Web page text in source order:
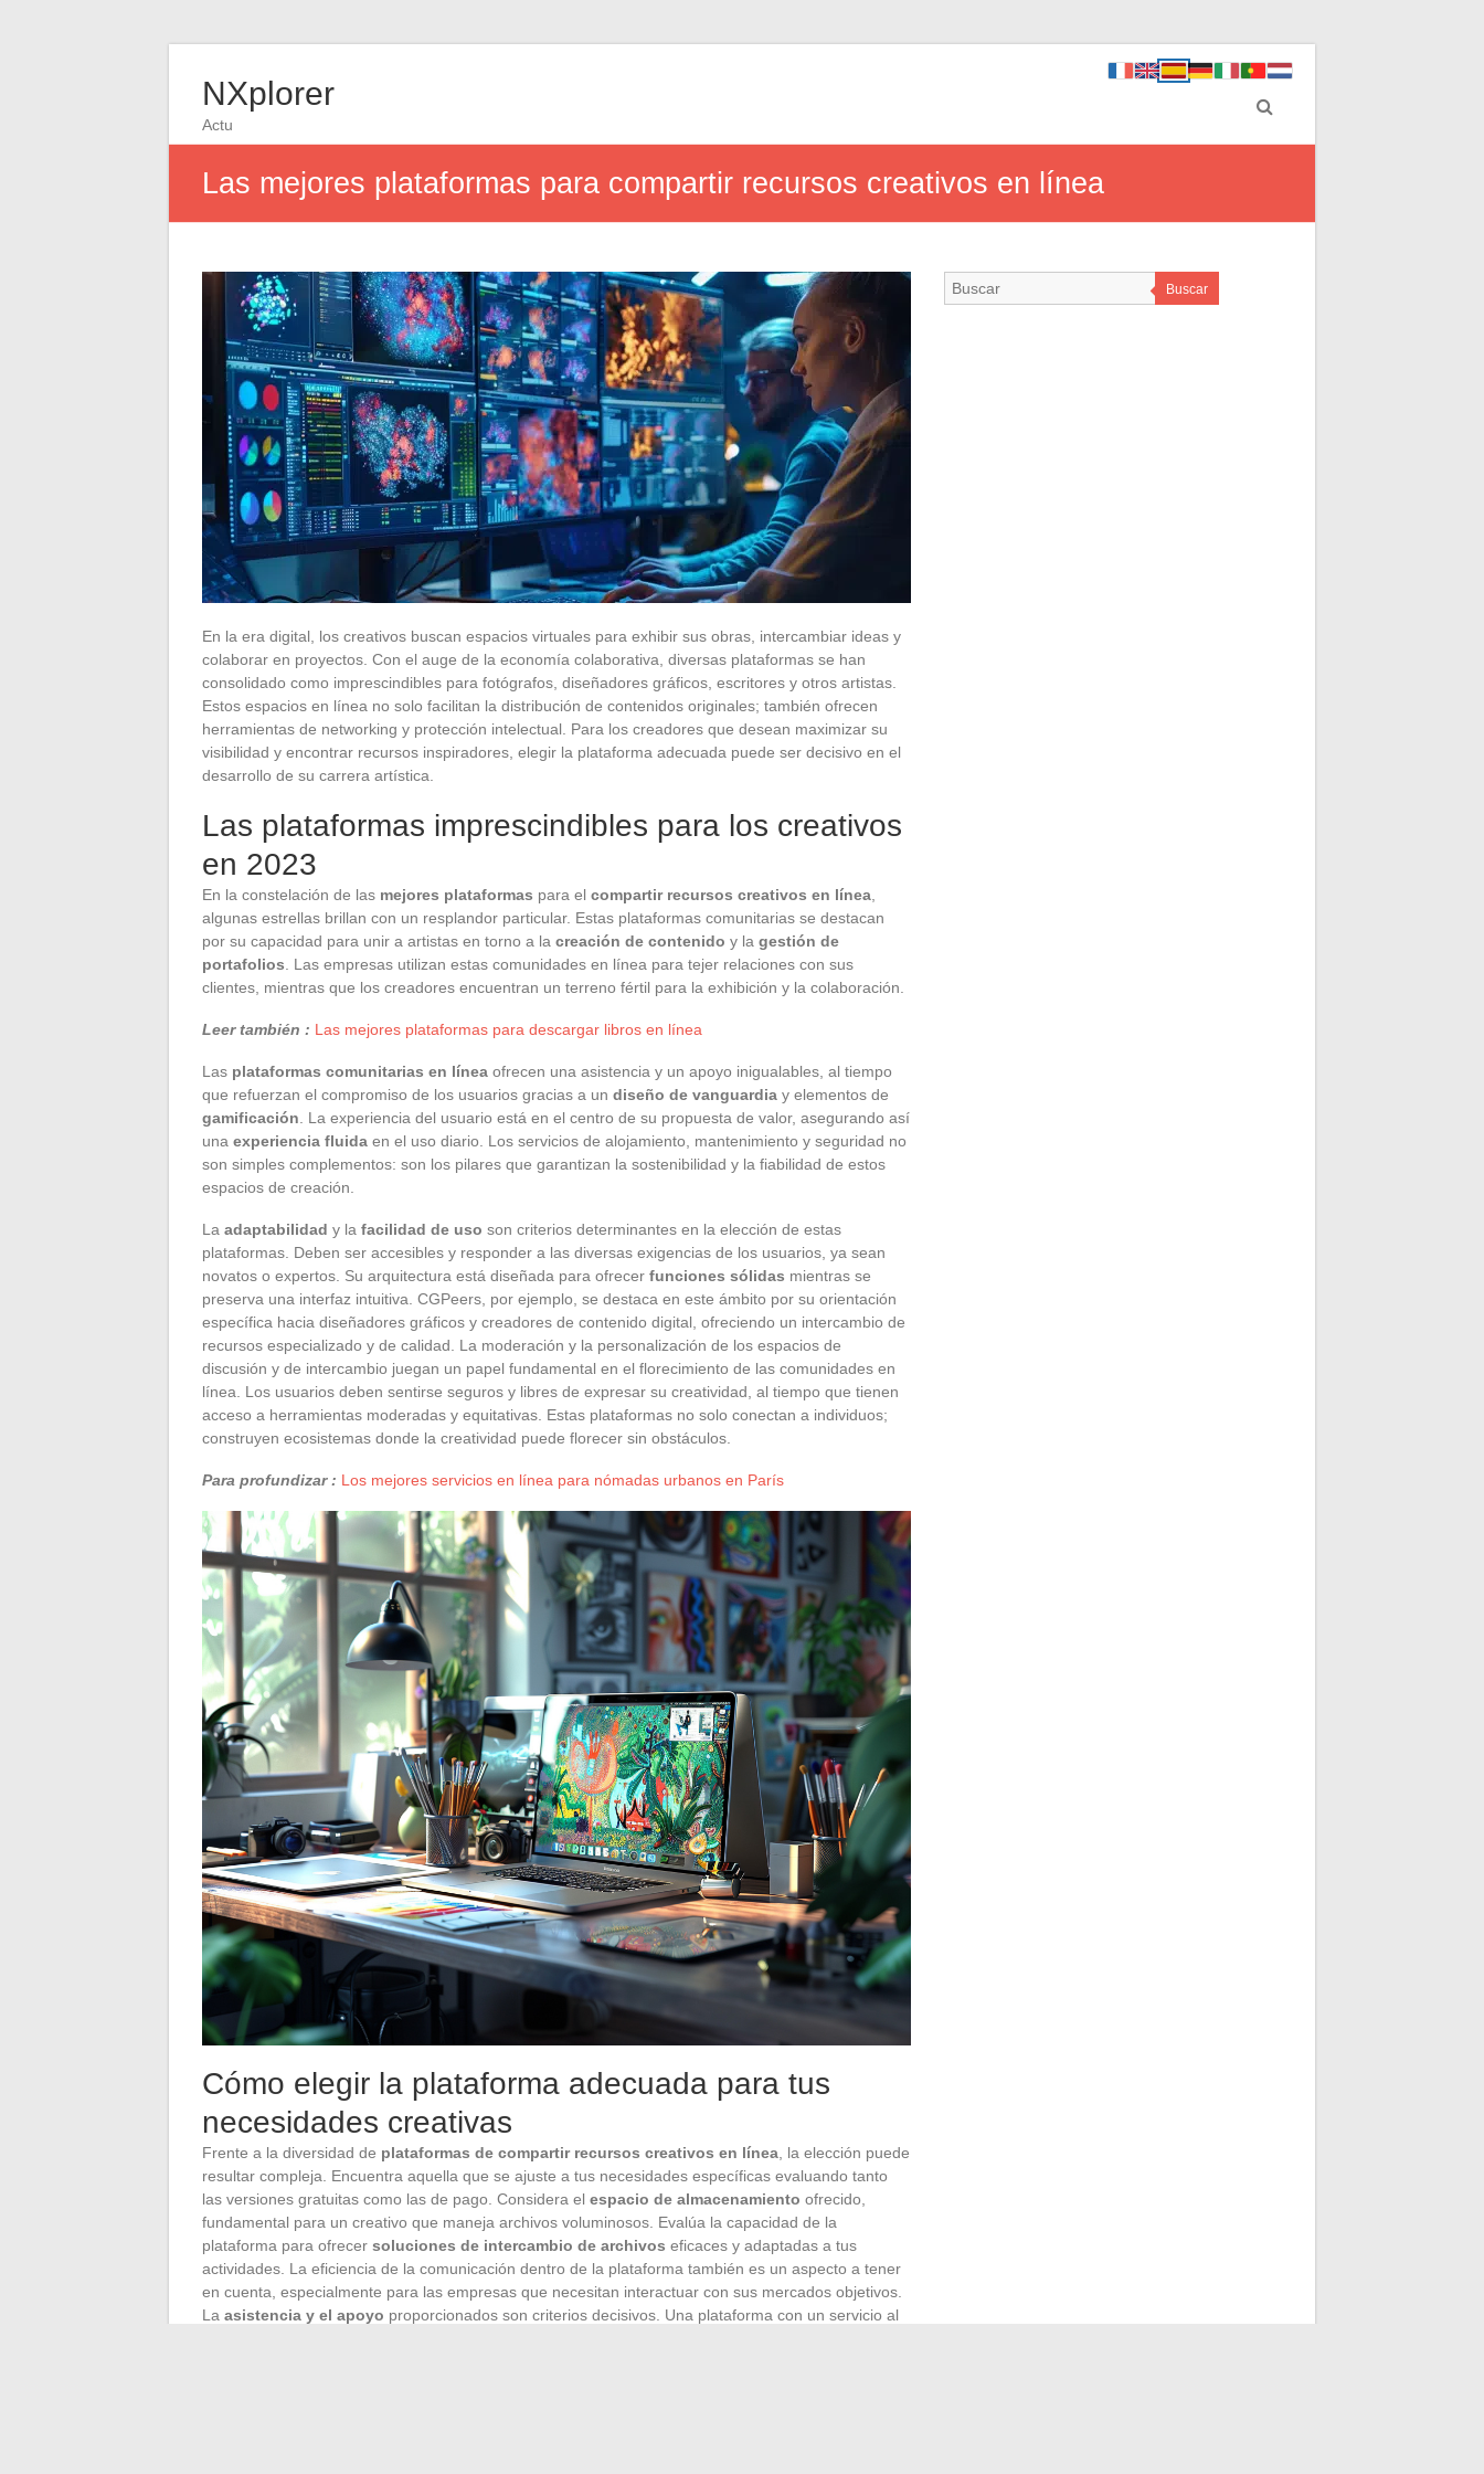
NXplorer
Actu
Las mejores plataformas para compartir recursos creativos en línea
En la era digital, los creativos buscan espacios virtuales para exhibir sus obras, intercambiar ideas y
colaborar en proyectos. Con el auge de la economía colaborativa, diversas plataformas se han
consolidado como imprescindibles para fotógrafos, diseñadores gráficos, escritores y otros artistas.
Estos espacios en línea no solo facilitan la distribución de contenidos originales; también ofrecen
herramientas de networking y protección intelectual. Para los creadores que desean maximizar su
visibilidad y encontrar recursos inspiradores, elegir la plataforma adecuada puede ser decisivo en el
desarrollo de su carrera artística.
Las plataformas imprescindibles para los creativos
en 2023
En la constelación de las mejores plataformas para el compartir recursos creativos en línea
algunas estrellas brillan con un resplandor particular. Estas plataformas comunitarias se destacan
por su capacidad para unir a artistas en torno a la creación de contenido y la gestión de
portafolios . Las empresas utilizan estas comunidades en línea para tejer relaciones con sus
clientes, mientras que los creadores encuentran un terreno fértil para la exhibición y la colaboración.
Leer también : Las mejores plataformas para descargar libros en línea
Las plataformas comunitarias en línea ofrecen una asistencia y un apoyo inigualables, al tiempo
que refuerzan el compromiso de los usuarios gracias a un diseño de vanguardia y elementos de
gamificación . La experiencia del usuario está en el centro de su propuesta de valor, asegurando así
una experiencia fluida en el uso diario. Los servicios de alojamiento, mantenimiento y seguridad no
son simples complementos: son los pilares que garantizan la sostenibilidad y la fiabilidad de estos
espacios de creación.
La adaptabilidad y la facilidad de uso son criterios determinantes en la elección de estas
plataformas. Deben ser accesibles y responder a las diversas exigencias de los usuarios, ya sean
novatos o expertos. Su arquitectura está diseñada para ofrecer funciones sólidas mientras se
preserva una interfaz intuitiva. CGPeers, por ejemplo, se destaca en este ámbito por su orientación
específica hacia diseñadores gráficos y creadores de contenido digital, ofreciendo un intercambio de
recursos especializado y de calidad. La moderación y la personalización de los espacios de
discusión y de intercambio juegan un papel fundamental en el florecimiento de las comunidades en
línea. Los usuarios deben sentirse seguros y libres de expresar su creatividad, al tiempo que tienen
acceso a herramientas moderadas y equitativas. Estas plataformas no solo conectan a individuos;
construyen ecosistemas donde la creatividad puede florecer sin obstáculos.
Para profundizar : Los mejores servicios en línea para nómadas urbanos en París
Cómo elegir la plataforma adecuada para tus
necesidades creativas
Frente a la diversidad de plataformas de compartir recursos creativos en línea , la elección puede
resultar compleja. Encuentra aquella que se ajuste a tus necesidades específicas evaluando tanto
las versiones gratuitas como las de pago. Considera el espacio de almacenamiento ofrecido,
fundamental para un creativo que maneja archivos voluminosos. Evalúa la capacidad de la
plataforma para ofrecer soluciones de intercambio de archivos eficaces y adaptadas a tus
actividades. La eficiencia de la comunicación dentro de la plataforma también es un aspecto a tener
en cuenta, especialmente para las empresas que necesitan interactuar con sus mercados objetivos.
La asistencia y el apoyo proporcionados son criterios decisivos. Una plataforma con un servicio al
Buscar